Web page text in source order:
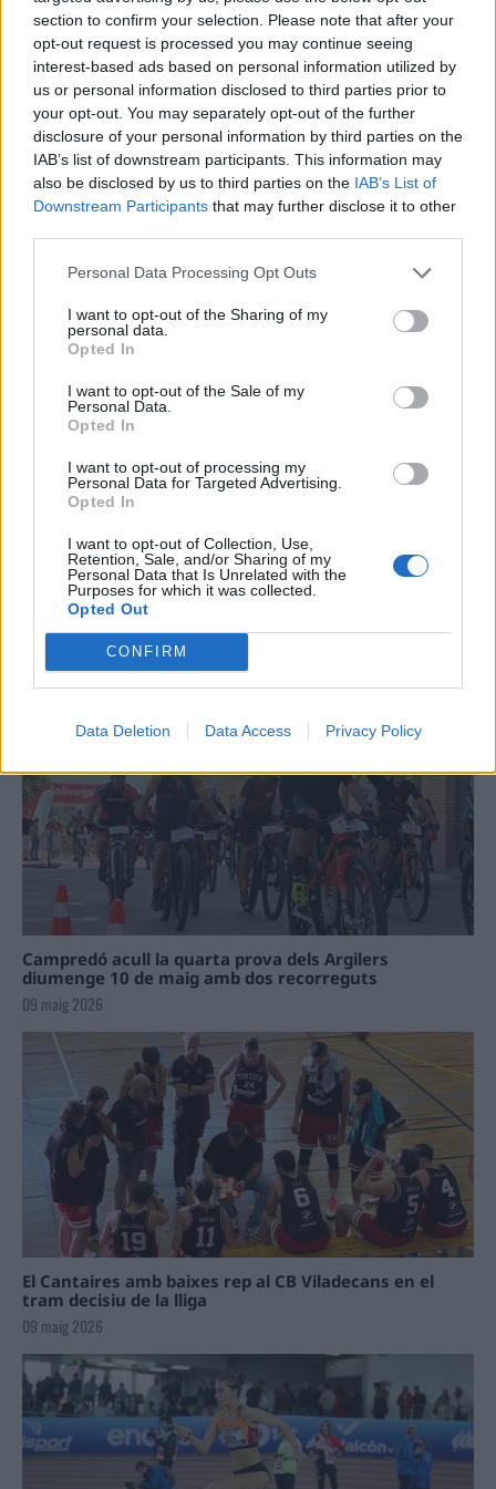
section to confirm your selection. Please note that after your
opt-out request is processed you may continue seeing
interest-based ads based on personal information utilized by
us or personal information disclosed to third parties prior to
your opt-out. You may separately opt-out of the further
disclosure of your personal information by third parties on the
IAB’s list of downstream participants. This information may
also be disclosed by us to third parties on the IAB’s List of
Downstream Participants that may further disclose it to other
Personal Data Processing Opt Outs
I want to opt-out of the Sharing of my
personal data.
Opted In
I want to opt-out of the Sale of my
Personal Data.
Opted In
I want to opt-out of processing my
Personal Data for Targeted Advertising.
Opted In
I want to opt-out of Collection, Use,
Retention, Sale, and/or Sharing of my
Personal Data that Is Unrelated with the
Purposes for which it was collected.
Opted Out
CONFIRM
Data Deletion Data Access Privacy Policy
Festes
31 de juliol de 2026
Caçadors de subvencions
30 de juliol de 2026
Carrega més
La Cursa de l’Aldea segona d’etiqueta d’or de la
Running Sèries Terres de l’Ebre
Campredó acull la quarta prova dels Argilers
diumenge 10 de maig amb dos recorreguts
09 maig 2026
El Cantaires amb baixes rep al CB Viladecans en el
tram decisiu de la lliga
09 maig 2026